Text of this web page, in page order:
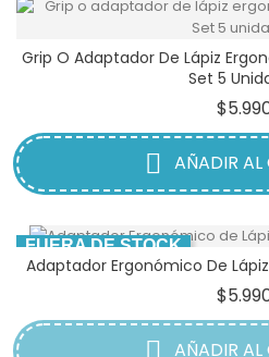
Grip O Adaptador De Lápiz
Set 5
AÑADIR AL
FUERA DE STOCK
Adaptador Ergonómico De Lápiz
AÑADIR AL